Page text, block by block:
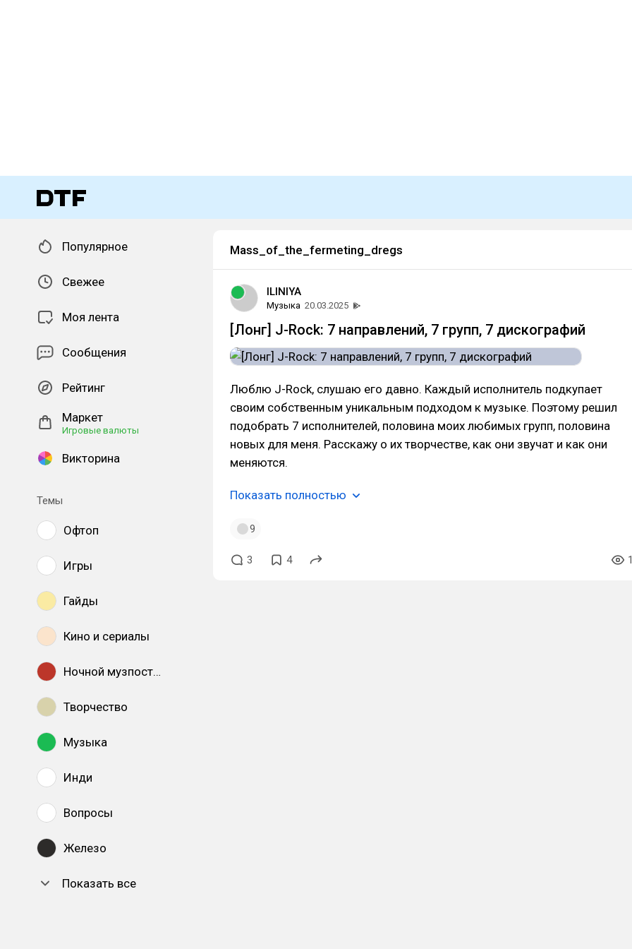
Популярное
Свежее
Моя лента
Сообщения
Рейтинг
Маркет
Игровые валюты
Викторина
Темы
Офтоп
Игры
Гайды
Кино и сериалы
Ночной музпостинг
Творчество
Музыка
Инди
Вопросы
Железо
Показать все
Mass_of_the_fermeting_dregs
ILINIYA
Музыка 20.03.2025
[Лонг] J-Rock: 7 направлений, 7 групп, 7 дискографий
Люблю J-Rock, слушаю его давно. Каждый исполнитель подкупает
своим собственным уникальным подходом к музыке. Поэтому решил
подобрать 7 исполнителей, половина моих любимых групп, половина
новых для меня. Расскажу о их творчестве, как они звучат и как они
меняются.
Показать полностью
9
3 4